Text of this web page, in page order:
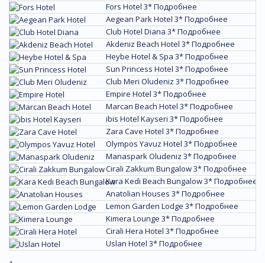
Fors Hotel 3*Подробнее
Aegean Park Hotel 3*Подробнее
Club Hotel Diana 3*Подробнее
Akdeniz Beach Hotel 3*Подробнее
Heybe Hotel & Spa 3*Подробнее
Sun Princess Hotel 3*Подробнее
Club Meri Oludeniz 3*Подробнее
Empire Hotel 3*Подробнее
Marcan Beach Hotel 3*Подробнее
ibis Hotel Kayseri 3*Подробнее
Zara Cave Hotel 3*Подробнее
Olympos Yavuz Hotel 3*Подробнее
Manaspark Oludeniz 3*Подробнее
Cirali Zakkum Bungalow 3*Подробнее
Kara Kedi Beach Bungalow 3*Подробнее
Anatolian Houses 3*Подробнее
Lemon Garden Lodge 3*Подробнее
Kimera Lounge 3*Подробнее
Cirali Hera Hotel 3*Подробнее
Uslan Hotel 3*Подробнее